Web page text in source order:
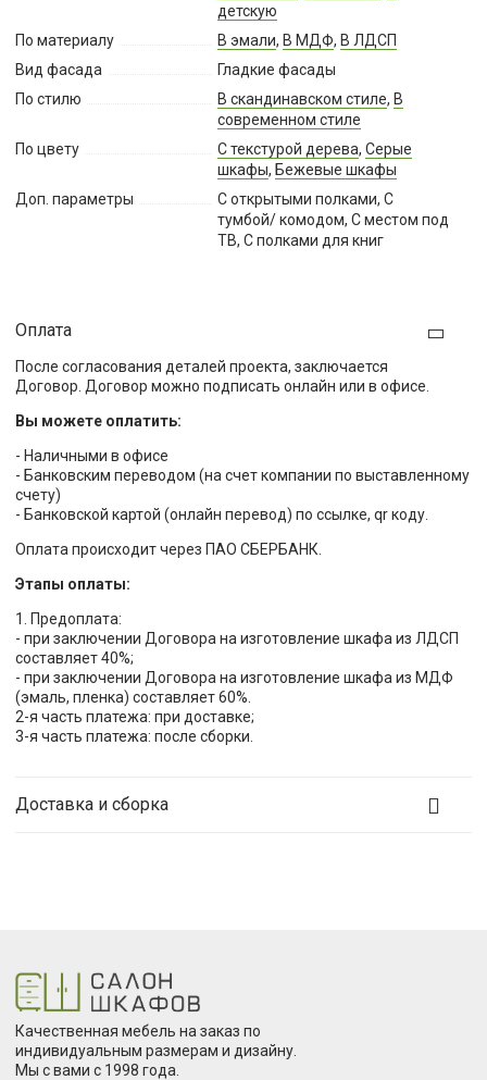
детскую
По материалу
В эмали, В МДФ, В ЛДСП
Вид фасада
Гладкие фасады
По стилю
В скандинавском стиле, В
современном стиле
По цвету
С текстурой дерева, Серые
шкафы, Бежевые шкафы
Доп. параметры
С открытыми полками, С
тумбой/ комодом, С местом под
ТВ, С полками для книг
Оплата
После согласования деталей проекта, заключается
Договор. Договор можно подписать онлайн или в офисе.
Вы можете оплатить:
- Наличными в офисе
- Банковским переводом (на счет компании по выставленному
счету)
- Банковской картой (онлайн перевод) по ссылке, qr коду.
Оплата происходит через ПАО СБЕРБАНК.
Этапы оплаты:
1. Предоплата:
- при заключении Договора на изготовление шкафа из ЛДСП
составляет 40%;
- при заключении Договора на изготовление шкафа из МДФ
(эмаль, пленка) составляет 60%.
2-я часть платежа: при доставке;
3-я часть платежа: после сборки.
Доставка и сборка
Качественная мебель на заказ по
индивидуальным размерам и дизайну.
Мы с вами с 1998 года.